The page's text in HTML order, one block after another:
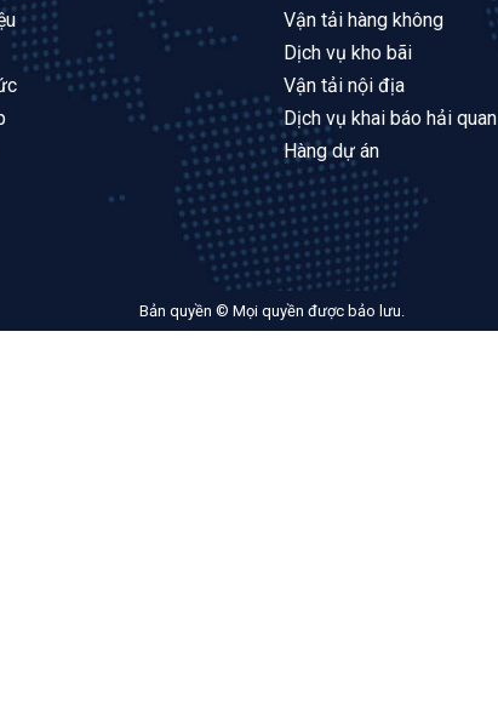
Vận tải hàng không
Dịch vụ kho bãi
Vận tải nội địa
Dịch vụ khai báo hải quan
Hàng dự án
Bản quyền © Mọi quyền được bảo lưu.